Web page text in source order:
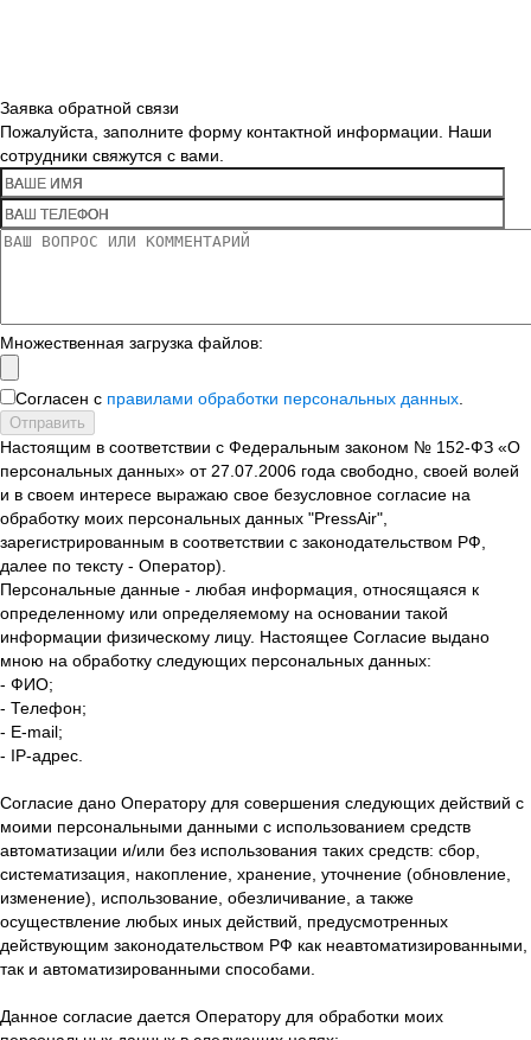
Заявка обратной связи
Пожалуйста, заполните форму контактной информации. Наши
сотрудники свяжутся с вами.
Множественная загрузка файлов:
Согласен с правилами обработки персональных данных
Отправить
Настоящим в соответствии с Федеральным законом № 152-ФЗ «О
персональных данных» от 27.07.2006 года свободно, своей волей
и в своем интересе выражаю свое безусловное согласие на
обработку моих персональных данных "PressAir",
зарегистрированным в соответствии с законодательством РФ,
далее по тексту - Оператор).
Персональные данные - любая информация, относящаяся к
определенному или определяемому на основании такой
информации физическому лицу. Настоящее Согласие выдано
мною на обработку следующих персональных данных:
- ФИО;
- Телефон;
- E-mail;
- IP-адрес.
Согласие дано Оператору для совершения следующих действий с
моими персональными данными с использованием средств
автоматизации и/или без использования таких средств: сбор,
систематизация, накопление, хранение, уточнение (обновление,
изменение), использование, обезличивание, а также
осуществление любых иных действий, предусмотренных
действующим законодательством РФ как неавтоматизированными,
так и автоматизированными способами.
Данное согласие дается Оператору для обработки моих